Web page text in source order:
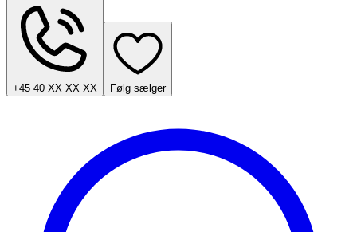
+45 40 XX XX XX Følg sælger